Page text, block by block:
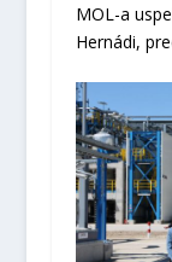
MOL-a
Hernádi,